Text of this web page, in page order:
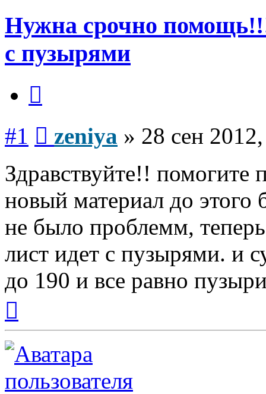
Нужна срочно
с пузырями
#1 zeniya » 28 сен
Здравствуйте!! помогите
новый материал до
не было проблемм,
лист идет с пузырями. и
до 190 и все равно
началу